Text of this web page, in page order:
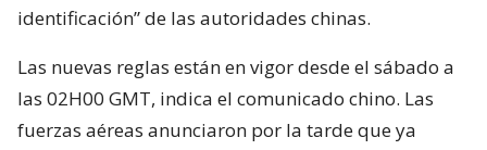
identificación” de las autoridades chinas.
Las nuevas reglas están en vigor desde el sábado a
las 02H00 GMT, indica el comunicado chino. Las
fuerzas aéreas anunciaron por la tarde que ya